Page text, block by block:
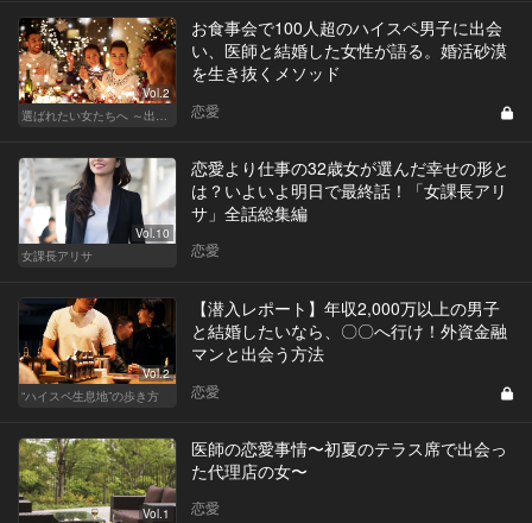
Vol.2
お食事会で100人超のハイスペ男子に出会
い、医師と結婚した女性が語る。婚活砂漠
を生き抜くメソッド
恋愛
Vol.10
女課長アリサ
恋愛より仕事の32歳女が選んだ幸せの形と
は？いよいよ明日で最終話！「女課長アリ
サ」全話総集編
恋愛
Vol.2
“ハイスペ生息地”の歩き方
【潜入レポート】年収2,000万以上の男子
と結婚したいなら、〇〇へ行け！外資金融
マンと出会う方法
恋愛
Vol.1
医師の恋愛事情〜初夏のテラス席で出会っ
た代理店の女〜
恋愛